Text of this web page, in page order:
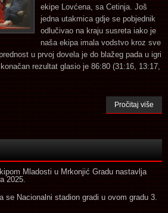
ekipe Lovćena, sa Cetinja. Još
jedna utakmica gdje se pobjednik
odlučivao na kraju susreta iako je
naša ekipa imala vodstvo kroz sve
u prvoj dovela je do blažeg pada u igri
rezultat glasio je 86:80 (31:16, 13:17,
Pročitaj više
Mladosti u Mrkonjić Gradu nastavlja
2025.
se Nacionalni stadion gradi u ovom gradu 3.